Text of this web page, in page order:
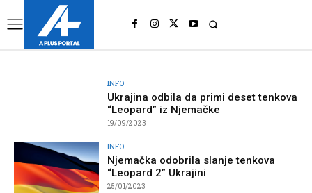
INFO
Ukrajina odbila da primi deset tenkova
“Leopard” iz Njemačke
19/09/2023
INFO
Njemačka odobrila slanje tenkova
“Leopard 2” Ukrajini
25/01/2023